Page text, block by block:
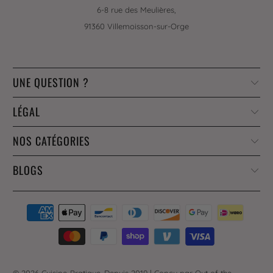
6-8 rue des Meulières,
91360 Villemoisson-sur-Orge
UNE QUESTION ?
LÉGAL
NOS CATÉGORIES
BLOGS